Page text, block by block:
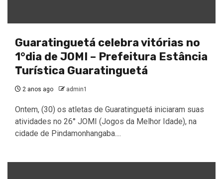
Guaratinguetá celebra vitórias no
1°dia de JOMI – Prefeitura Estância
Turística Guaratinguetá
2 anos ago admin1
Ontem, (30) os atletas de Guaratinguetá iniciaram suas
atividades no 26° JOMI (Jogos da Melhor Idade), na
cidade de Pindamonhangaba....